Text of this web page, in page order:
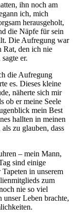
ihn noch am
ich, mich
herausgeholt,
die Näpfe für sein
Die Aufregung war
Rat, den ich nie
er.
die Aufregung
es. Dieses kleine
näherte sich mir
ob er meine Seele
mein Best
hallten in meinen
zu glauben, dass
– mein Mann,
sind einige
in unserem
zum
nie so viel
Leben brachte,